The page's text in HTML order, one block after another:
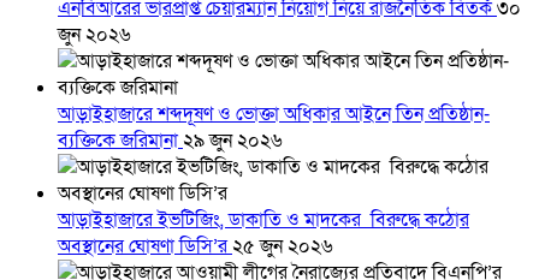
এনবিআরের ভারপ্রাপ্ত চেয়ারম্যান নিয়োগ নিয়ে রাজনৈতিক বিতর্ক৩০
জুন ২০২৬
আড়াইহাজারে শব্দদূষণ ও ভোক্তা অধিকার আইনে তিন প্রতিষ্ঠান-
ব্যক্তিকে জরিমানা২৯ জুন ২০২৬
আড়াইহাজারে ইভটিজিং, ডাকাতি ও মাদকের বিরুদ্ধে কঠোর
অবস্থানের ঘোষণা ডিসি’র২৫ জুন ২০২৬